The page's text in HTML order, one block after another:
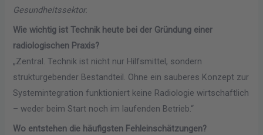
Gesundheitssektor.
Wie wichtig ist Technik heute bei der Gründung einer
radiologischen Praxis?
„Zentral. Technik ist nicht nur Hilfsmittel, sondern
strukturgebender Bestandteil. Ohne ein sauberes Konzept zur
Systemintegration funktioniert keine Radiologie wirtschaftlich
– weder beim Start noch im laufenden Betrieb.“
Wo entstehen die häufigsten Fehleinschätzungen?